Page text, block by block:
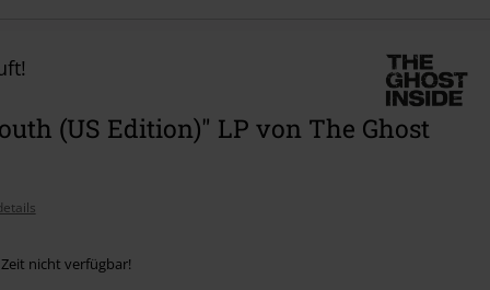
(US Edition)" LP von The Ghost
nicht verfügbar!